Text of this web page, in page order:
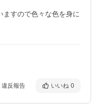
すので色々な色を身に
違反報告 いいね 0